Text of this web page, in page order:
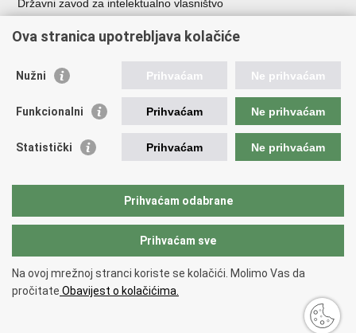
Državni zavod za intelektualno vlasništvo
HAKOM
Ostale poveznice
Hrvatski audiovizualni centar
Creative Europe
EU National Institutes for Culture
Međunarodni centar za podvodnu arheologiju u Zadru (MCPA)
Copyright © 2026 Ministarstvo kulture i medija.
pristupačnosti.
Ova stranica upotrebljava kolačiće
Nužni Prihvaćam Ne prihvaćam
Funkcionalni Prihvaćam Ne prihvaćam
Statistički Prihvaćam Ne prihvaćam
Prihvaćam odabrane
Prihvaćam sve
Na ovoj mrežnoj stranci koriste se kolačići. Molimo Vas da
pročitate Obavijest o kolačićima.